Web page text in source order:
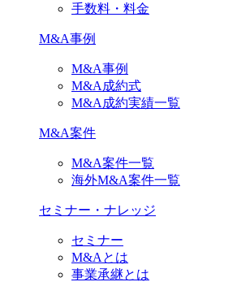
手数料・料金
M&A事例
M&A事例
M&A成約式
M&A成約実績一覧
M&A案件
M&A案件一覧
海外M&A案件一覧
セミナー・ナレッジ
セミナー
M&Aとは
事業承継とは